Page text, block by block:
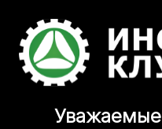
Уважаемые